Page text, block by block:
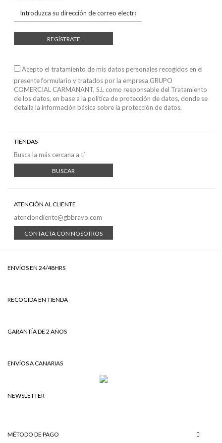
REGÍSTRATE
Acepto el tratamiento de mis datos personales recogidos en el
presente formulario y tratados por la empresa GRUPO
COMERCIAL CARMANANT, S.L como responsable del Tratamiento
de los datos, en base a la política de protección de datos, donde se
detalla la información básica sobre la protección de datos.
TIENDAS
Busca la más cercana a tí
BUSCAR
ATENCIÓN AL CLIENTE
atencioncliente@gbbravo.com
CONTACTA CON NOSOTROS
ENVÍOS EN 24/48HRS
RECOGIDA EN TIENDA
GARANTÍA DE 2 AÑOS
ENVÍOS A CANARIAS
NEWSLETTER
MÉTODO DE PAGO